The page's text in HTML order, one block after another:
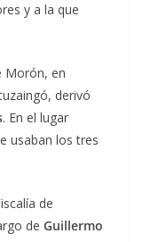
y a la que
Morón, en
derivó
. En el lugar
usaban los tres
de
de Guillermo